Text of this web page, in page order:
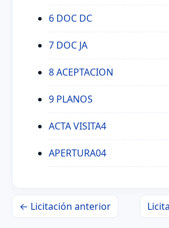
6 DOC DC
7 DOC JA
8 ACEPTACION
9 PLANOS
ACTA VISITA4
APERTURA04
← Licitación anterior